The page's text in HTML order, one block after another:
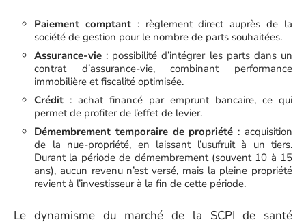
Paiement comptant: règlement direct auprès de la
société de gestion pour le nombre de parts souhaitées.
Assurance-vie : possibilité d’intégrer les parts dans un
contrat d’assurance-vie, combinant performance
immobilière et fiscalité optimisée.
Crédit : achat financé par emprunt bancaire, ce qui
permet de profiter de l’effet de levier.
Démembrement temporaire de propriété : acquisition
de la nue-propriété, en laissant l’usufruit à un tiers.
Durant la période de démembrement (souvent 10 à 15
ans), aucun revenu n’est versé, mais la pleine propriété
revient à l’investisseur à la fin de cette période.
Le dynamisme du marché de la SCPI de santé